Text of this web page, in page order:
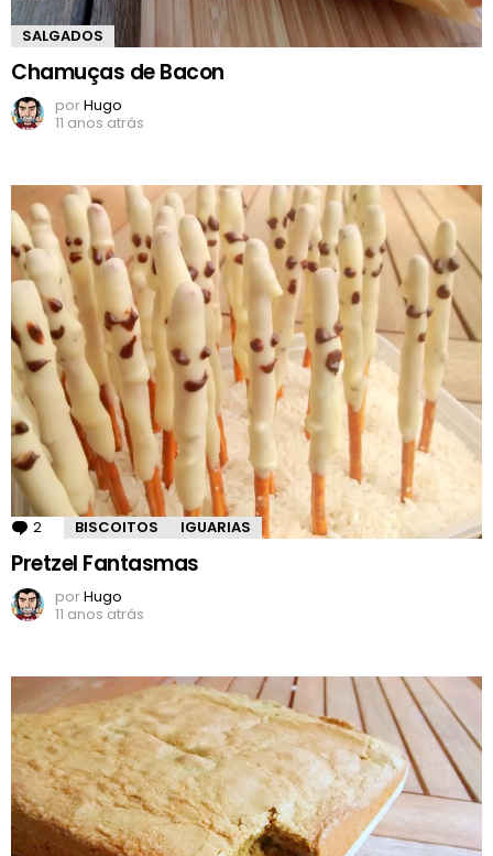
SALGADOS
Chamuças de Bacon
porHugo
11 anos atrás
2 Comentários
BISCOITOS IGUARIAS
Pretzel Fantasmas
porHugo
11 anos atrás